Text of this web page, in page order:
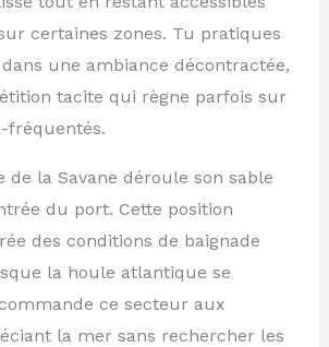
certaines zones. Tu pratiques
une ambiance décontractée,
tacite qui règne parfois sur
fréquentés.
de la Savane déroule son sable
du port. Cette position
des conditions de baignade
la houle atlantique se
ce secteur aux
la mer sans rechercher les